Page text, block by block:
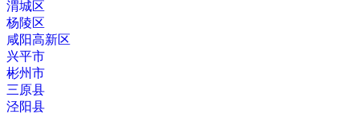
渭城区
杨陵区
咸阳高新区
兴平市
彬州市
三原县
泾阳县